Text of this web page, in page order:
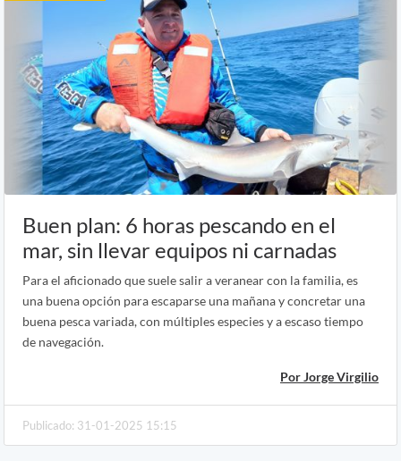
Buen plan: 6 horas pescando en el
mar, sin llevar equipos ni carnadas
Para el aficionado que suele salir a veranear con la familia, es
una buena opción para escaparse una mañana y concretar una
buena pesca variada, con múltiples especies y a escaso tiempo
de navegación.
Por Jorge Virgilio
Publicado: 31-01-2025 15:15